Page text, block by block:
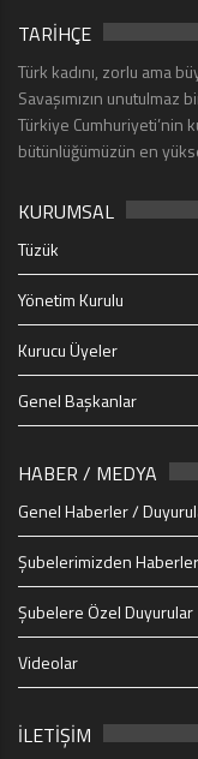
TARİHÇE
Türk kadını, zorlu ama
Savaşımızın
Türkiye Cumhuriyeti’nin
bütünlüğümüzün en
KURUMSAL
Tüzük
Yönetim Kurulu
Kurucu Üyeler
Genel Başkanlar
HABER / MEDYA
Genel Haberler /
Şubelerimizden Haberler
Şubelere Özel Duyurular
Videolar
İLETİŞİM